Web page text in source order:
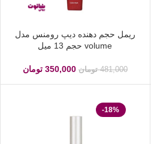
ریمل حجم دهنده دیپ رومنس مدل
volume حجم 13 میل
481,000 تومان 350,000 تومان
-18%